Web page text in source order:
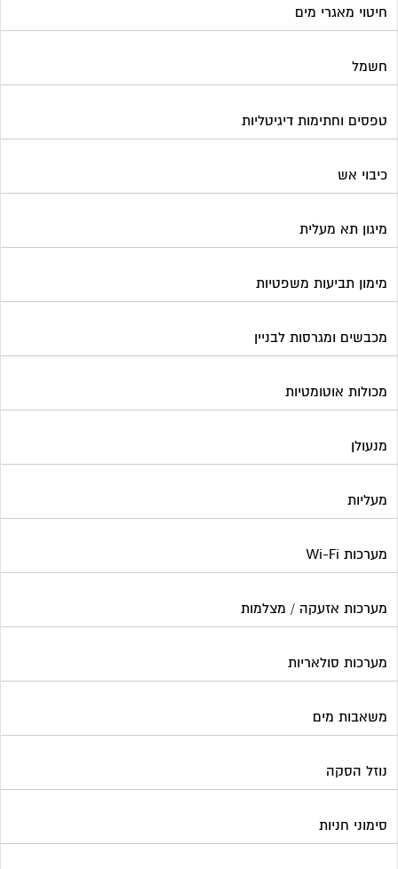
חיטוי מאגרי מים
חשמל
טפסים וחתימות דיגיטליות
כיבוי אש
מיגון תא מעלית
מימון תביעות משפטיות
מכבשים ומגרסות לבניין
מכולות אוטומטיות
מנעולן
מעליות
מערכות Wi-Fi
מערכות אזעקה / מצלמות
מערכות סולאריות
משאבות מים
נוזל הסקה
סימוני חניות